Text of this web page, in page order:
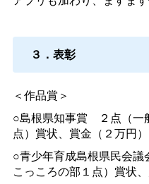
３．表彰
＜作品賞＞
○島根県知事賞
２点（一
点）賞状、賞金（２万円
○青少年育成島根県民会議
こっころの部１点）賞状